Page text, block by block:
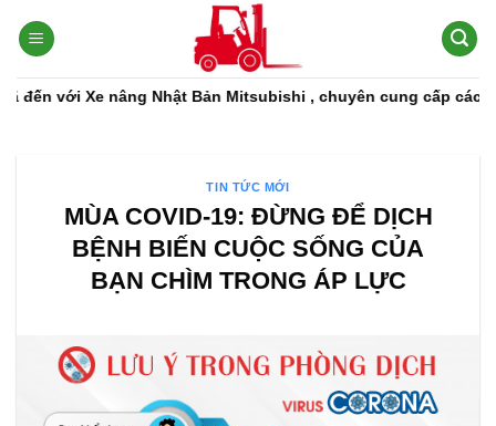
qua
dungXe nâng Nhật Bản Mitsubishi , chuyên cung cấp các
TIN TỨC MỚI
MÙA COVID-19: ĐỪNG ĐỂ DỊCH
BỆNH BIẾN CUỘC SỐNG CỦA
BẠN CHÌM TRONG ÁP LỰC